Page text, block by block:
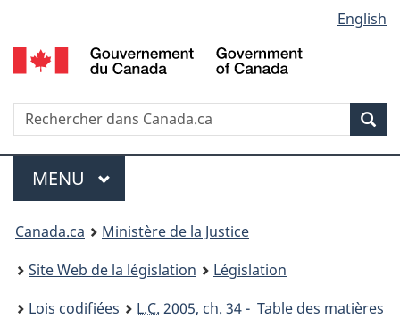
au
contenu
propos
de
la
HTML
simplifiée
selection
English
Recherche
Menu
MENU PRINCIPAL
You
are
here:
Canada.ca
Ministère de la Justice
Site Web de la législation
Législation
Lois codifiées
L.C. 2005, ch. 34 - Table des matières